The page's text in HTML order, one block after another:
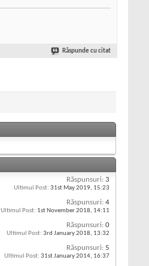
Răspunde cu citat
Răspunsuri: 3
Ultimul Post: 31st May 2019, 15:23
Răspunsuri: 4
Ultimul Post: 1st November 2018, 14:11
Răspunsuri: 0
Ultimul Post: 3rd January 2018, 13:32
Răspunsuri: 5
Ultimul Post: 31st January 2014, 16:37